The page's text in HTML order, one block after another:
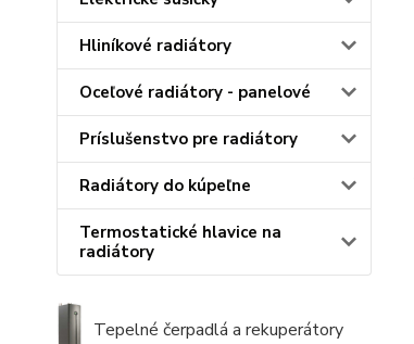
Hliníkové radiátory
Oceľové radiátory - panelové
Príslušenstvo pre radiátory
Radiátory do kúpeľne
Termostatické hlavice na
radiátory
Tepelné čerpadlá a rekuperátory